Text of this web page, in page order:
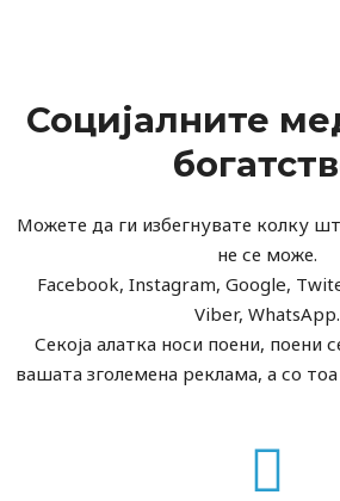
Социјалните
Можете да ги избегнувате колку
не се може.
Facebook, Instagram, Google,
Viber, WhatsApp.
Секоја алатка носи поени, поени
вашата зголемена реклама, а со